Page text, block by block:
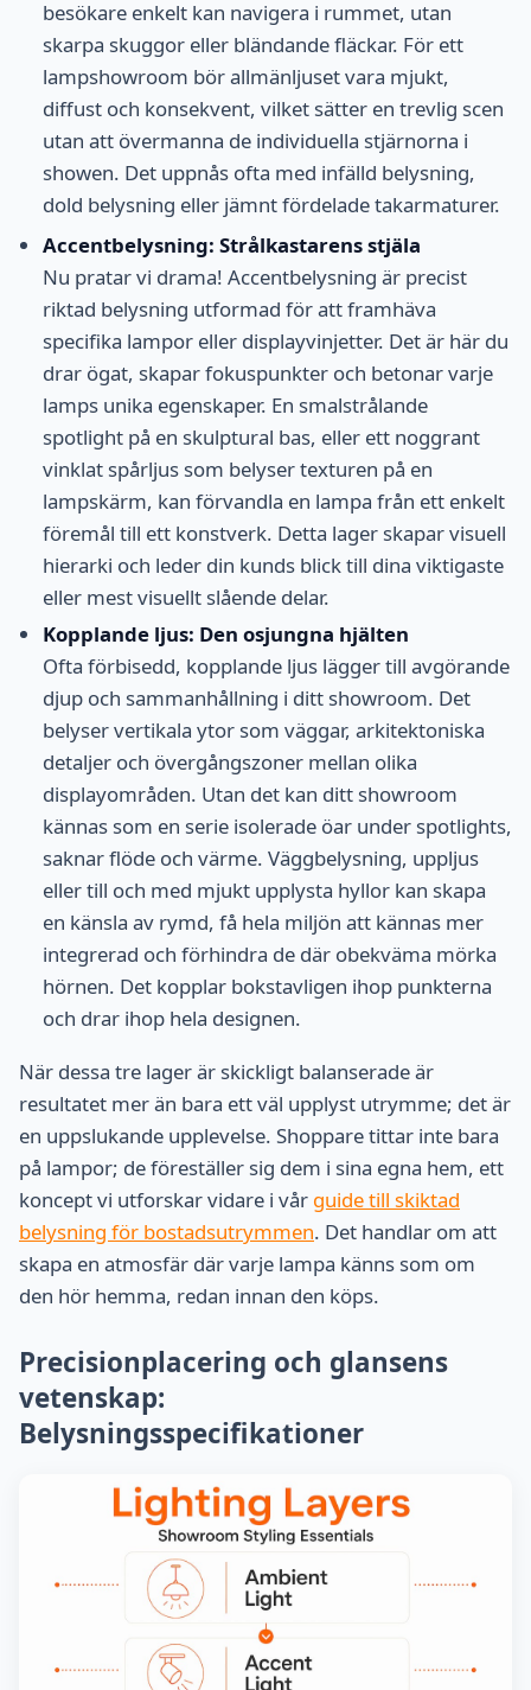
besökare enkelt kan navigera i rummet, utan
skarpa skuggor eller bländande fläckar. För ett
lampshowroom bör allmänljuset vara mjukt,
diffust och konsekvent, vilket sätter en trevlig scen
utan att övermanna de individuella stjärnorna i
showen. Det uppnås ofta med infälld belysning,
dold belysning eller jämnt fördelade takarmaturer.
Accentbelysning: Strålkastarens stjäla
Nu pratar vi drama! Accentbelysning är precist
riktad belysning utformad för att framhäva
specifika lampor eller displayvinjetter. Det är här du
drar ögat, skapar fokuspunkter och betonar varje
lamps unika egenskaper. En smalstrålande
spotlight på en skulptural bas, eller ett noggrant
vinklat spårljus som belyser texturen på en
lampskärm, kan förvandla en lampa från ett enkelt
föremål till ett konstverk. Detta lager skapar visuell
hierarki och leder din kunds blick till dina viktigaste
eller mest visuellt slående delar.
Kopplande ljus: Den osjungna hjälten
Ofta förbisedd, kopplande ljus lägger till avgörande
djup och sammanhållning i ditt showroom. Det
belyser vertikala ytor som väggar, arkitektoniska
detaljer och övergångszoner mellan olika
displayområden. Utan det kan ditt showroom
kännas som en serie isolerade öar under spotlights,
saknar flöde och värme. Väggbelysning, uppljus
eller till och med mjukt upplysta hyllor kan skapa
en känsla av rymd, få hela miljön att kännas mer
integrerad och förhindra de där obekväma mörka
hörnen. Det kopplar bokstavligen ihop punkterna
och drar ihop hela designen.
När dessa tre lager är skickligt balanserade är
resultatet mer än bara ett väl upplyst utrymme; det är
en uppslukande upplevelse. Shoppare tittar inte bara
på lampor; de föreställer sig dem i sina egna hem, ett
koncept vi utforskar vidare i vår guide till skiktad
belysning för bostadsutrymmen. Det handlar om att
skapa en atmosfär där varje lampa känns som om
den hör hemma, redan innan den köps.
Precisionplacering och glansens
vetenskap:
Belysningsspecifikationer